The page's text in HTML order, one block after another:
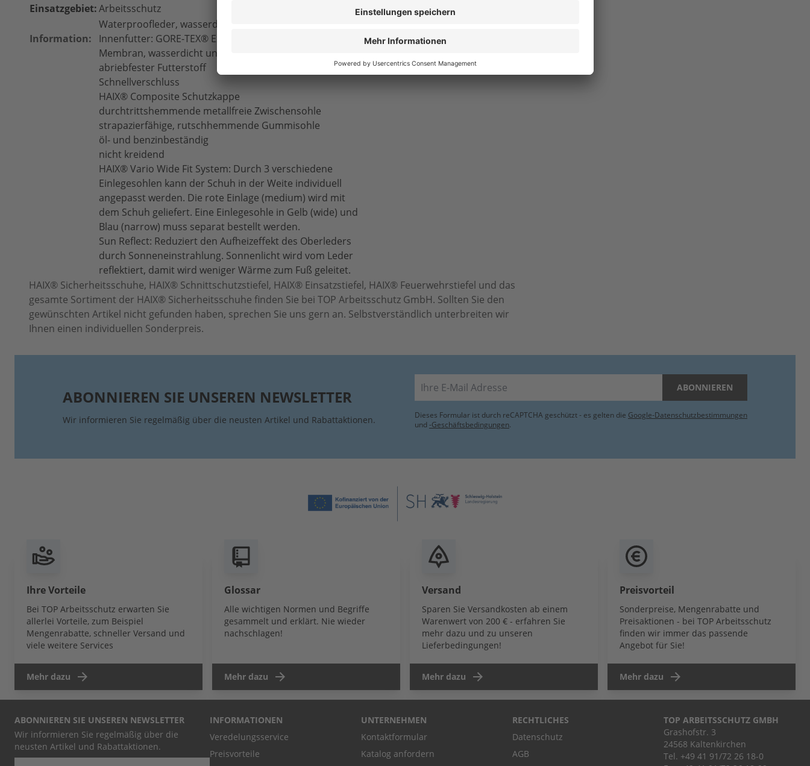
Einsatzgebiet:Arbeitsschutz
Information:
Waterproofleder, wasserdicht, 1,8 – 2,0 mm dick
Innenfutter: GORE-TEX® Extended, 3-lagige GORE-TEX®
Membran, wasserdicht und atmungsaktiv. Hoch
abriebfester Futterstoff
Schnellverschluss
HAIX® Composite Schutzkappe
durchtrittshemmende metallfreie Zwischensohle
strapazierfähige, rutschhemmende Gummisohle
öl- und benzinbeständig
nicht kreidend
HAIX® Vario Wide Fit System: Durch 3 verschiedene
Einlegesohlen kann der Schuh in der Weite individuell
angepasst werden. Die rote Einlage (medium) wird mit
dem Schuh geliefert. Eine Einlegesohle in Gelb (wide) und
Blau (narrow) muss separat bestellt werden.
Sun Reflect: Reduziert den Aufheizeffekt des Oberleders
durch Sonneneinstrahlung. Sonnenlicht wird vom Leder
reflektiert, damit wird weniger Wärme zum Fuß geleitet.
HAIX® Sicherheitsschuhe, HAIX® Schnittschutzstiefel, HAIX® Einsatzstiefel, HAIX® Feuerwehrstiefel und das
gesamte Sortiment der HAIX® Sicherheitsschuhe finden Sie bei TOP Arbeitsschutz GmbH. Sollten Sie den
gewünschten Artikel nicht gefunden haben, sprechen Sie uns gern an. Selbstverständlich unterbreiten wir
Ihnen einen individuellen Sonderpreis.
ABONNIEREN SIE UNSEREN NEWSLETTER
Wir informieren Sie regelmäßig über die neusten Artikel und Rabattaktionen.
E-Mail ABONNIEREN
Dieses Formular ist durch reCAPTCHA geschützt - es gelten die Google-Datenschutzbestimmungen
und -Geschäftsbedingungen.
Ihre Vorteile
Bei TOP Arbeitsschutz erwarten Sie
allerlei Vorteile, zum Beispiel
Mengenrabatte, schneller Versand und
viele weitere Services
Mehr dazu
Glossar
Alle wichtigen Normen und Begriffe
gesammelt und erklärt. Nie wieder
nachschlagen!
Mehr dazu
Versand
Sparen Sie Versandkosten ab einem
Warenwert von 200 € - erfahren Sie
mehr dazu und zu unseren
Lieferbedingungen!
Mehr dazu
Preisvorteil
Sonderpreise, Mengenrabatte und
Preisaktionen - bei TOP Arbeitsschutz
finden wir immer das passende
Angebot für Sie!
Mehr dazu
ABONNIEREN SIE UNSEREN NEWSLETTER
Wir informieren Sie regelmäßig über die
neusten Artikel und Rabattaktionen.
INFORMATIONEN
Veredelungsservice
Preisvorteile
UNTERNEHMEN
Kontaktformular
Katalog anfordern
RECHTLICHES
Datenschutz
AGB
TOP ARBEITSSCHUTZ GMBH
Grashofstr. 3
24568 Kaltenkirchen
Tel. +49 41 91/72 26 18-0